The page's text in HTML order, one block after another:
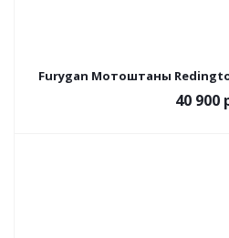
Furygan Мотоштаны
40 900